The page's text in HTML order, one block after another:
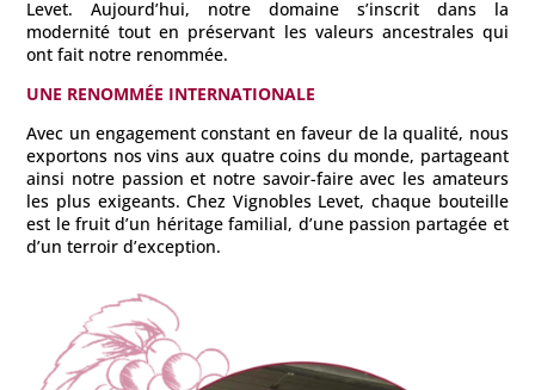
Levet. Aujourd’hui, notre domaine s’inscrit dans la
modernité tout en préservant les valeurs ancestrales qui
ont fait notre renommée.
UNE RENOMMÉE INTERNATIONALE
Avec un engagement constant en faveur de la qualité, nous
exportons nos vins aux quatre coins du monde, partageant
ainsi notre passion et notre savoir-faire avec les amateurs
les plus exigeants. Chez Vignobles Levet, chaque bouteille
est le fruit d’un héritage familial, d’une passion partagée et
d’un terroir d’exception.